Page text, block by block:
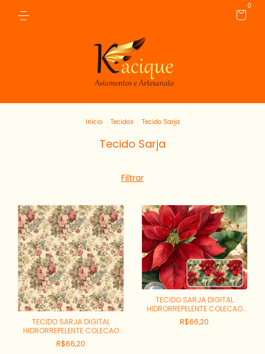
0
Início . Tecidos . Tecido Sarja
Tecido Sarja
Filtrar
TECIDO SARJA DIGITAL
HIDRORREPELENTE COLECAO
VINTAGE FLORAL GRANDE
FUNDO BEGE REF:93665S01
R$66,20
TECIDO SARJA DIGITAL
HIDRORREPELENTE COLECAO
NATAL BICO DE PAPAGAIO
GRANDE REF:SDN07S01
R$66,20